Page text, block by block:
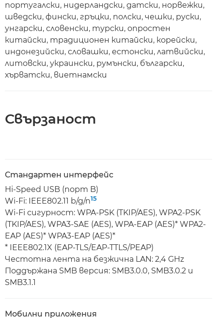
португалски, нидерландски, датски, норвежки,
шведски, фински, гръцки, полски, чешки, руски,
унгарски, словенски, турски, опростен
китайски, традиционен китайски, корейски,
индонезийски, словашки, естонски, латвийски,
литовски, украински, румънски, български,
хърватски, виетнамски
Свързаност
Стандартен интерфейс
Hi-Speed USB (порт B)
Wi-Fi: IEEE802.11 b/g/n15
Wi-Fi сигурност: WPA-PSK (TKIP/AES), WPA2-PSK
(TKIP/AES), WPA3-SAE (AES), WPA-EAP (AES)* WPA2-
EAP (AES)* WPA3-EAP (AES)*
* IEEE802.1X (EAP-TLS/EAP-TTLS/PEAP)
Честотна лента на безжична LAN: 2,4 GHz
Поддържана SMB версия: SMB3.0.0, SMB3.0.2 и
SMB3.1.1
Мобилни приложения